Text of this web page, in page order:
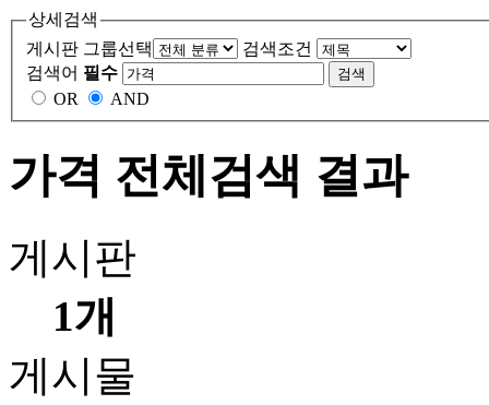
상세검색
게시판 그룹선택
검색조건
검색어 필수
OR
AND
가격 전체검색 결과
게시판
1개
게시물